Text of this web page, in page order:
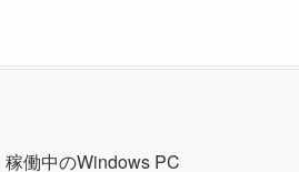
稼働中のWindows PC